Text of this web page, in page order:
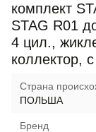
комплект
STAG R01
4 цил.,
коллектор,
Страна
ПОЛЬША
Бренд